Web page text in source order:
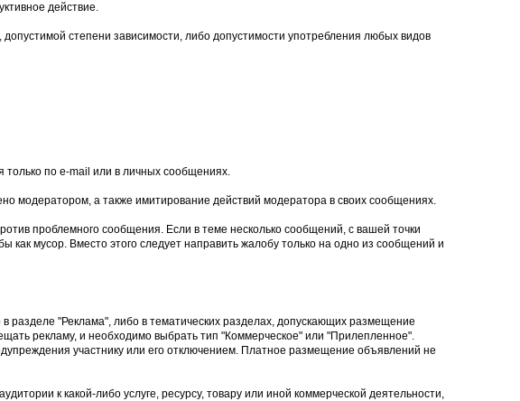
действие.
степени зависимости, либо допустимости употребления любых видов
по e-mail или в личных сообщениях.
модератором, а также имитирование действий модератора в своих сообщениях.
проблемного сообщения. Если в теме несколько сообщений, с вашей точки
мусор. Вместо этого следует направить жалобу только на одно из сообщений и
"Реклама", либо в тематических разделах, допускающих размещение
рекламу, и необходимо выбрать тип "Коммерческое" или "Прилепленное".
участнику или его отключением. Платное размещение объявлений не
к какой-либо услуге, ресурсу, товару или иной коммерческой деятельности,